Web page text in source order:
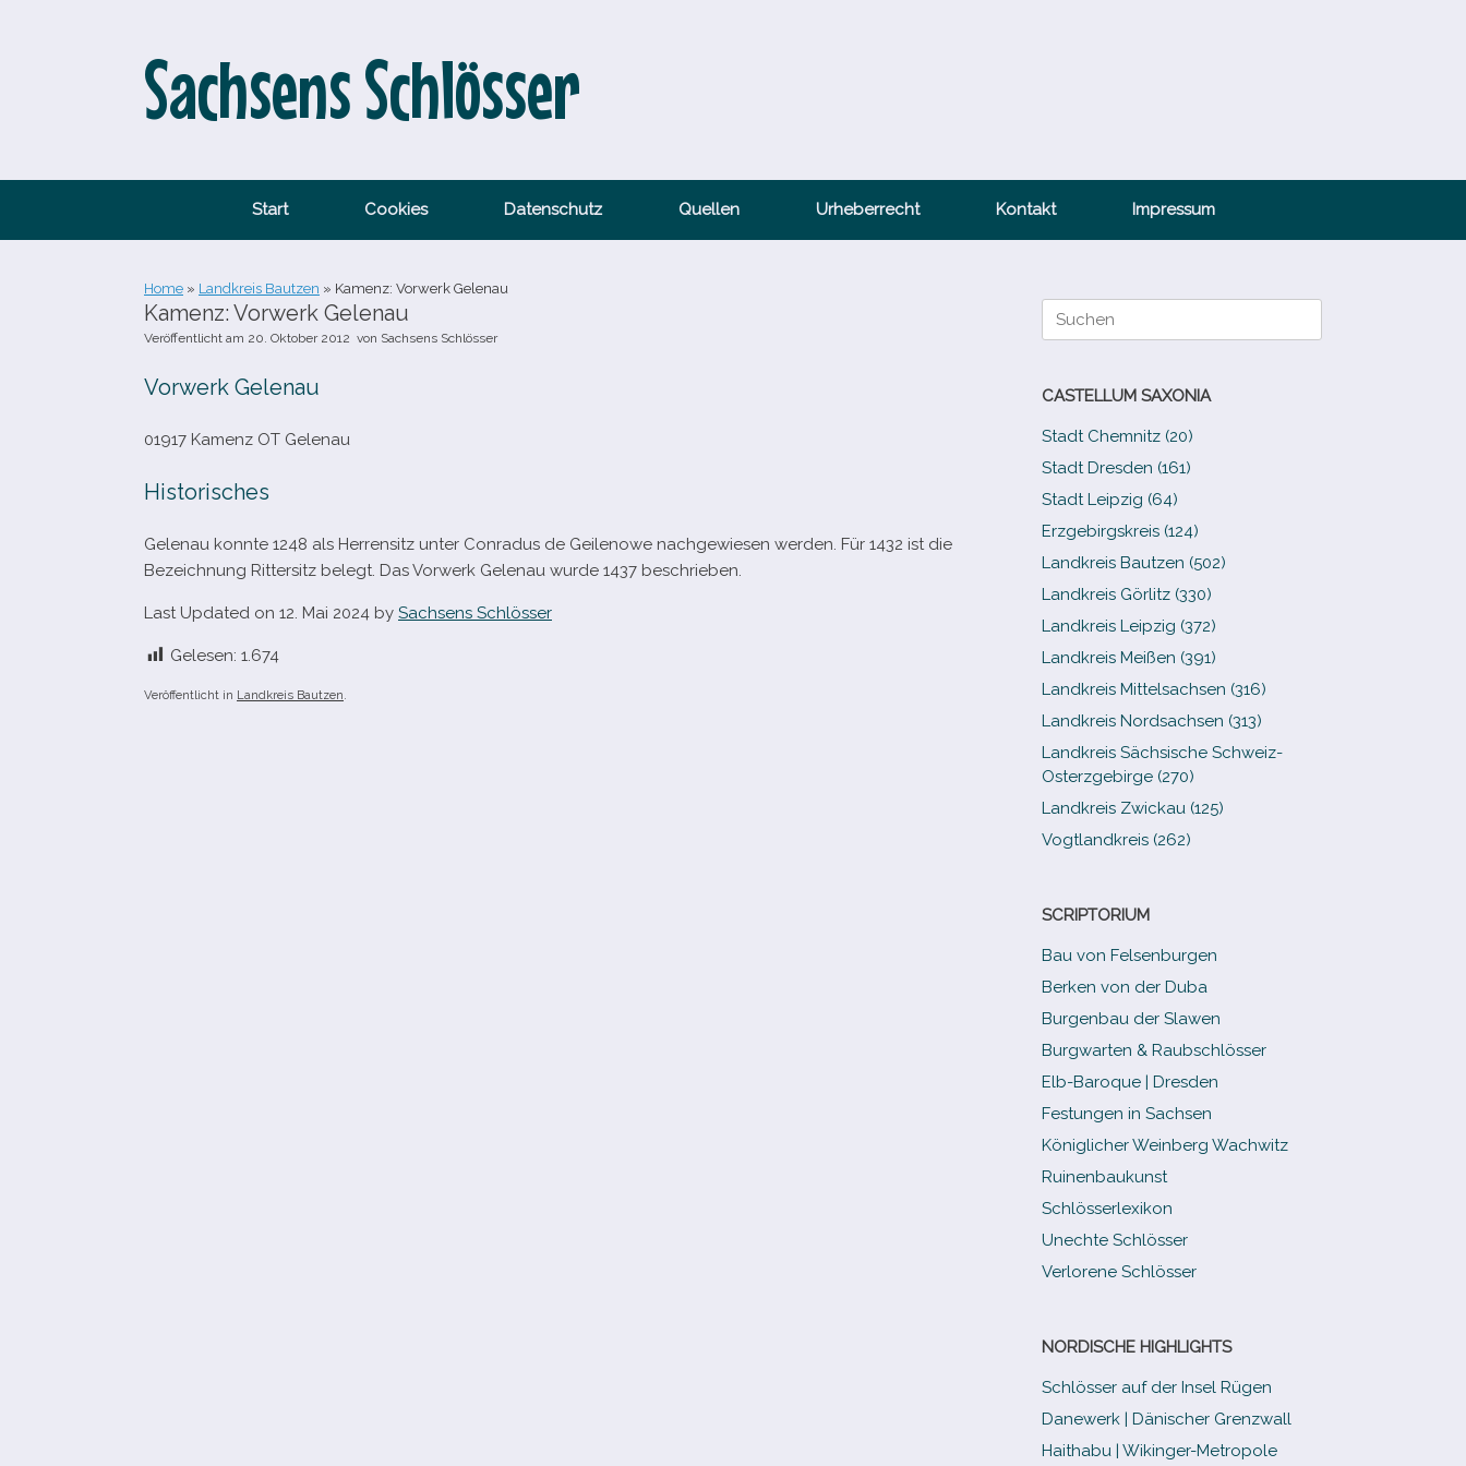
Sachsens Schlösser
Start Cookies Datenschutz Quellen Urheberrecht Kontakt Impressum
Home » Landkreis Bautzen » Kamenz: Vorwerk Gelenau
Kamenz: Vorwerk Gelenau
Veröffentlicht am 20. Oktober 2012 von Sachsens Schlösser
Vorwerk Gelenau
01917 Kamenz OT Gelenau
Historisches
Gelenau konnte 1248 als Herrensitz unter Conradus de Geilenowe nach­ge­wie­sen wer­den. Für 1432 ist die
Bezeichnung Rittersitz belegt. Das Vorwerk Gelenau wurde 1437 beschrieben.
Last Updated on 12. Mai 2024 by Sachsens Schlösser
Gelesen: 1.674
Veröffentlicht in Landkreis Bautzen
Suche
nach:
CASTELLUM SAXONIA
Stadt Chemnitz (20)
Stadt Dresden (161)
Stadt Leipzig (64)
Erzgebirgskreis (124)
Landkreis Bautzen (502)
Landkreis Görlitz (330)
Landkreis Leipzig (372)
Landkreis Meißen (391)
Landkreis Mittelsachsen (316)
Landkreis Nordsachsen (313)
Landkreis Sächsische Schweiz-​
Osterzgebirge (270)
Landkreis Zwickau (125)
Vogtlandkreis (262)
SCRIPTORIUM
Bau von Felsenburgen
Berken von der Duba
Burgenbau der Slawen
Burgwarten & Raubschlösser
Elb-​Baroque | Dresden
Festungen in Sachsen
Königlicher Weinberg Wachwitz
Ruinenbaukunst
Schlösserlexikon
Unechte Schlösser
Verlorene Schlösser
NORDISCHE HIGHLIGHTS
Schlösser auf der Insel Rügen
Danewerk | Dänischer Grenzwall
Haithabu | Wikinger-Metropole